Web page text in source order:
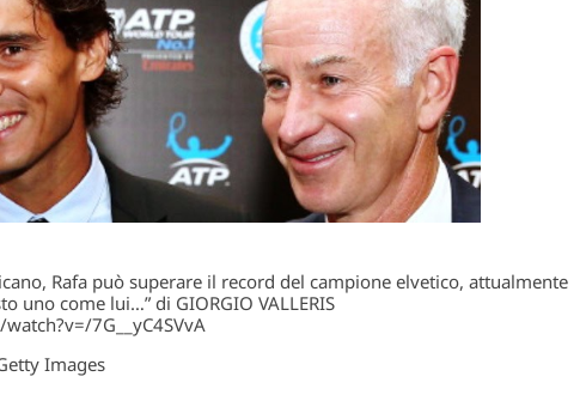
Rafa può superare il record del campione elvetico, attualmente
uno come lui…” di GIORGIO VALLERIS
7G__yC4SVvA
Images